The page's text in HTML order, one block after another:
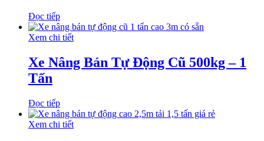
Đọc tiếp
Xem chi tiết
Xe Nâng Bán Tự Động Cũ 500kg – 1
Tấn
Đọc tiếp
Xem chi tiết